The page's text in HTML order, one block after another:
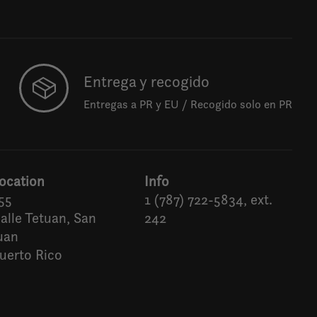
Entrega y recogido
Entregas a PR y EU / Recogido solo en PR
Tetuan, San
Rico
Info
1 (787) 722-5834, ext.
242